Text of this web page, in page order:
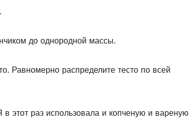
до однородной массы.
Равномерно распределите тесто по всей
в этот раз использовала и копченую и вареную